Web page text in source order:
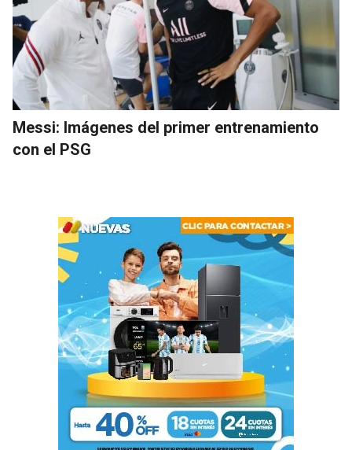
Messi: Imágenes del primer entrenamiento
con el PSG